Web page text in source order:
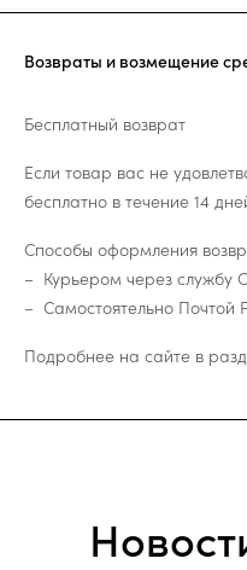
Возвраты и возмещение
Бесплатный возврат
Если товар вас не
бесплатно в течение 14
Способы оформления
Курьером через службу
Самостоятельно Почтой
Подробнее на сайте в